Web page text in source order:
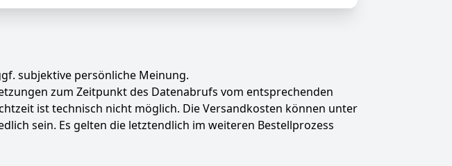
subjektive persönliche Meinung.
zum Zeitpunkt des Datenabrufs vom entsprechenden
ist technisch nicht möglich. Die Versandkosten können unter
sein. Es gelten die letztendlich im weiteren Bestellprozess